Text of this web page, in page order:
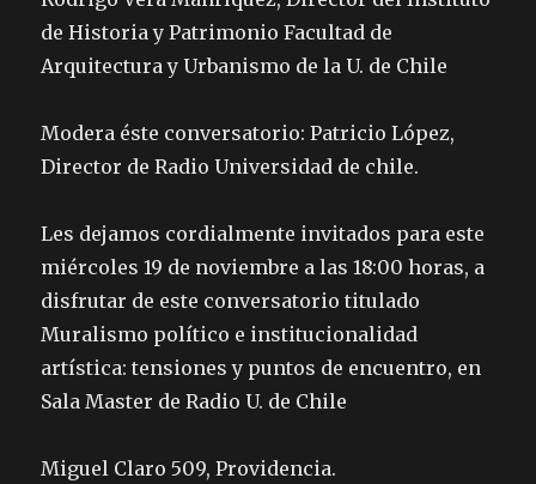
de Historia y Patrimonio Facultad de
Arquitectura y Urbanismo de la U. de Chile
Modera éste conversatorio: Patricio López,
Director de Radio Universidad de chile.
Les dejamos cordialmente invitados para este
miércoles 19 de noviembre a las 18:00 horas, a
disfrutar de este conversatorio titulado
Muralismo político e institucionalidad
artística: tensiones y puntos de encuentro, en
Sala Master de Radio U. de Chile
Miguel Claro 509, Providencia.